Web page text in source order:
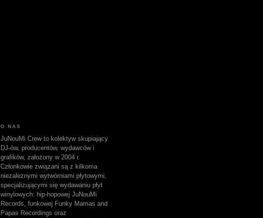
O NAS
JuNouMi Crew to kolektyw skupiający
DJ-ów, producentów, wydawców i
grafików, założony w 2004 r.
Członkowie związani są z kilkoma
niezależnymi wytwórniami płytowymi,
specjalizującymi się wydawaniu płyt
winylowych: hip-hopowej JuNouMi
Records, funkowej Funky Mamas and
Papas Recordings oraz